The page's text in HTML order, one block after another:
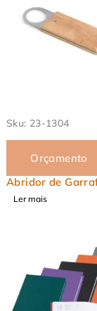
Sku: 23-1304
Orçamento
Abridor de
Ler mais